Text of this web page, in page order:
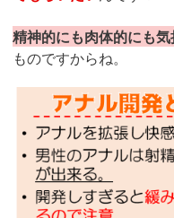
精神的にも肉体的にも
ものですからね。